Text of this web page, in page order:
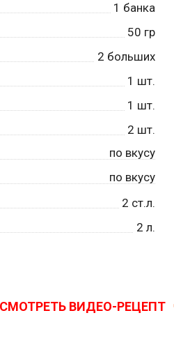
1 банка
50 гр
2 больших
1 шт.
1 шт.
2 шт.
по вкусу
по вкусу
2 ст.л.
2 л.
СМОТРЕТЬ ВИДЕО-РЕЦЕПТ